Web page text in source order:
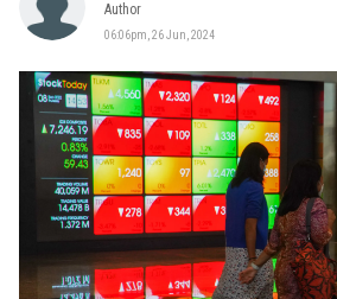
Author
06:06pm, 26 Jun, 2024